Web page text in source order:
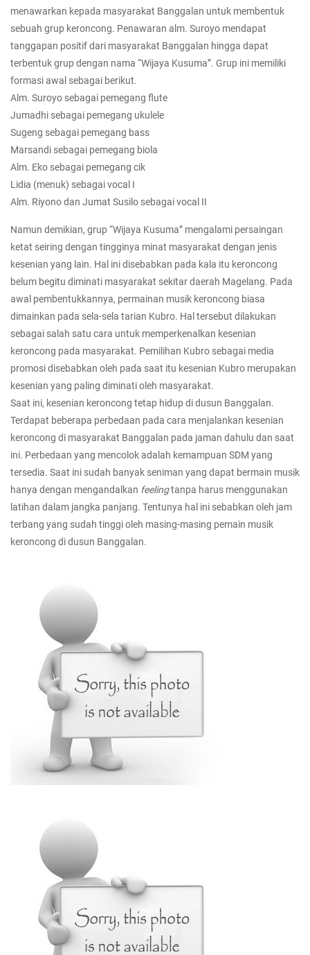
menawarkan kepada masyarakat Banggalan untuk membentuk
sebuah grup keroncong. Penawaran alm. Suroyo mendapat
tanggapan positif dari masyarakat Banggalan hingga dapat
terbentuk grup dengan nama “Wijaya Kusuma”. Grup ini memiliki
formasi awal sebagai berikut.
Alm. Suroyo sebagai pemegang flute
Jumadhi sebagai pemegang ukulele
Sugeng sebagai pemegang bass
Marsandi sebagai pemegang biola
Alm. Eko sebagai pemegang cik
Lidia (menuk) sebagai vocal I
Alm. Riyono dan Jumat Susilo sebagai vocal II
Namun demikian, grup “Wijaya Kusuma” mengalami persaingan
ketat seiring dengan tingginya minat masyarakat dengan jenis
kesenian yang lain. Hal ini disebabkan pada kala itu keroncong
belum begitu diminati masyarakat sekitar daerah Magelang. Pada
awal pembentukkannya, permainan musik keroncong biasa
dimainkan pada sela-sela tarian Kubro. Hal tersebut dilakukan
sebagai salah satu cara untuk memperkenalkan kesenian
keroncong pada masyarakat. Pemilihan Kubro sebagai media
promosi disebabkan oleh pada saat itu kesenian Kubro merupakan
kesenian yang paling diminati oleh masyarakat.
Saat ini, kesenian keroncong tetap hidup di dusun Banggalan.
Terdapat beberapa perbedaan pada cara menjalankan kesenian
keroncong di masyarakat Banggalan pada jaman dahulu dan saat
ini. Perbedaan yang mencolok adalah kemampuan SDM yang
tersedia. Saat ini sudah banyak seniman yang dapat bermain musik
hanya dengan mengandalkan feelingtanpa harus menggunakan
latihan dalam jangka panjang. Tentunya hal ini sebabkan oleh jam
terbang yang sudah tinggi oleh masing-masing pemain musik
keroncong di dusun Banggalan.